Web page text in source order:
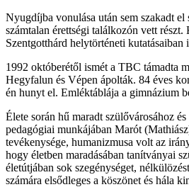
Nyugdíjba vonulása után sem szakadt el
számtalan érettségi találkozón vett
Szentgotthárd helytörténeti kutatásaiban
1992 októberétől ismét a TBC támadta
Hegyfalun és Vépen ápolták. 84 éves
én hunyt el. Emléktáblája a gimnázium
Élete során hű maradt szülővárosához
pedagógiai munkájában Marót
tevékenysége, humanizmusa volt az
hogy életben maradásában tanítványai
életútjában sok szegénységet,
számára elsődleges a köszönet és hála